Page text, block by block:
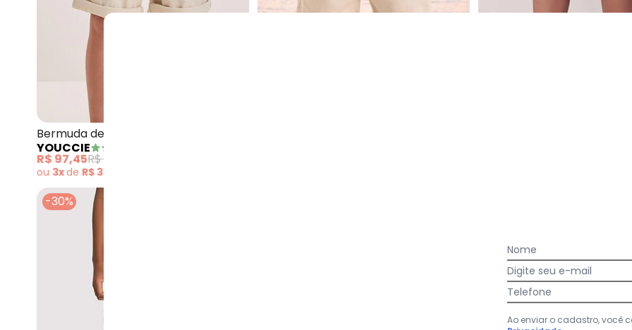
Bermuda de Linho Cru (Cru)
YOUCCIE
R$ 97,45R$ 194,90
ou 3xde R$ 32,48
-30%
Nome
Digite seu e-mail
Telefone
Ao enviar o cadastro, você